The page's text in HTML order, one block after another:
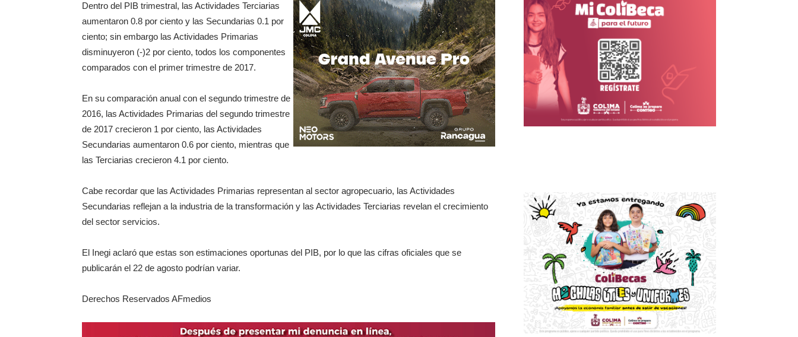
Dentro del PIB trimestral, las Actividades Terciarias
aumentaron 0.8 por ciento y las Secundarias 0.1 por
ciento; sin embargo las Actividades Primarias
disminuyeron (-)2 por ciento, todos los componentes
comparados con el primer trimestre de 2017.
En su comparación anual con el segundo trimestre de
2016, las Actividades Primarias del segundo trimestre
de 2017 crecieron 1 por ciento, las Actividades
Secundarias aumentaron 0.6 por ciento, mientras que
las Terciarias crecieron 4.1 por ciento.
Cabe recordar que las Actividades Primarias representan al sector agropecuario, las Actividades
Secundarias reflejan a la industria de la transformación y las Actividades Terciarias revelan el crecimiento
del sector servicios.
El Inegi aclaró que estas son estimaciones oportunas del PIB, por lo que las cifras oficiales que se
publicarán el 22 de agosto podrían variar.
Derechos Reservados AFmedios